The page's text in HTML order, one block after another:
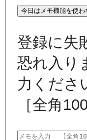
今日はメモ機能を使わ
登録に失
恐れ入り
力くださ
［全角